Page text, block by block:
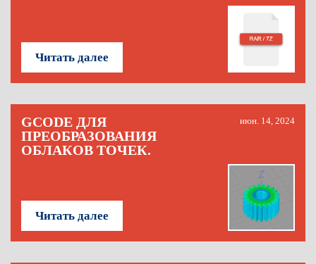
Читать далее
GCODE ДЛЯ
ПРЕОБРАЗОВАНИЯ
ОБЛАКОВ ТОЧЕК.
июн. 14, 2024
Читать далее